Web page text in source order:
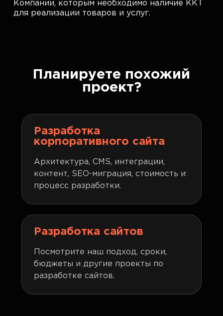
Компании, которым необходимо наличие ККТ
для реализации товаров и услуг.
Планируете похожий
проект?
Разработка
корпоративного сайта
Архитектура, CMS, интеграции,
контент, SEO-миграция, стоимость и
процесс разработки.
Разработка сайтов
Посмотрите наш подход, сроки,
бюджеты и другие проекты по
разработке сайтов.